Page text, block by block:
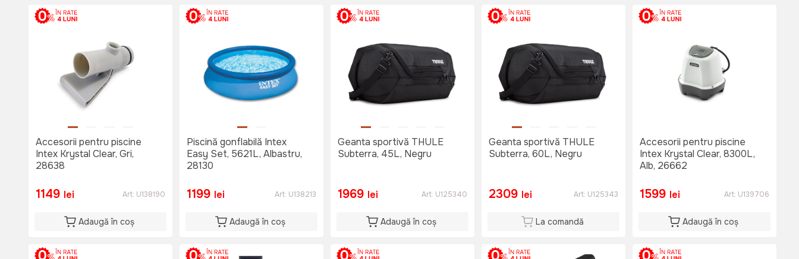
Accesorii pentru piscine
Intex Krystal Clear, Gri,
28638
1149 lei Art: U138190
Adaugă în coș
Piscină gonflabilă Intex
Easy Set, 5621L, Albastru,
28130
1199 lei Art: U138213
Adaugă în coș
Geanta sportivă THULE
Subterra, 45L, Negru
1969 lei Art: U125340
Adaugă în coș
Geanta sportivă THULE
Subterra, 60L, Negru
2309 lei Art: U125343
La comandă
Accesorii pentru piscine
Intex Krystal Clear, 8300L,
Alb, 26662
1599 lei Art: U139706
Adaugă în coș